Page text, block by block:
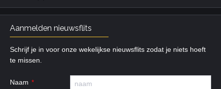
Aanmelden nieuwsflits
Schrijf je in voor onze wekelijkse nieuwsflits zodat je niets hoeft
te missen.
Naam